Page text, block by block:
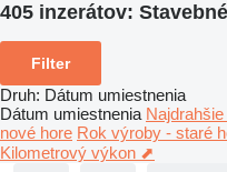
405 inzerátov:
Filter
Druh: Dátum umiestnenia
Dátum umiestnenia
nové hore Rok výroby - staré
Kilometrový výkon ⬈